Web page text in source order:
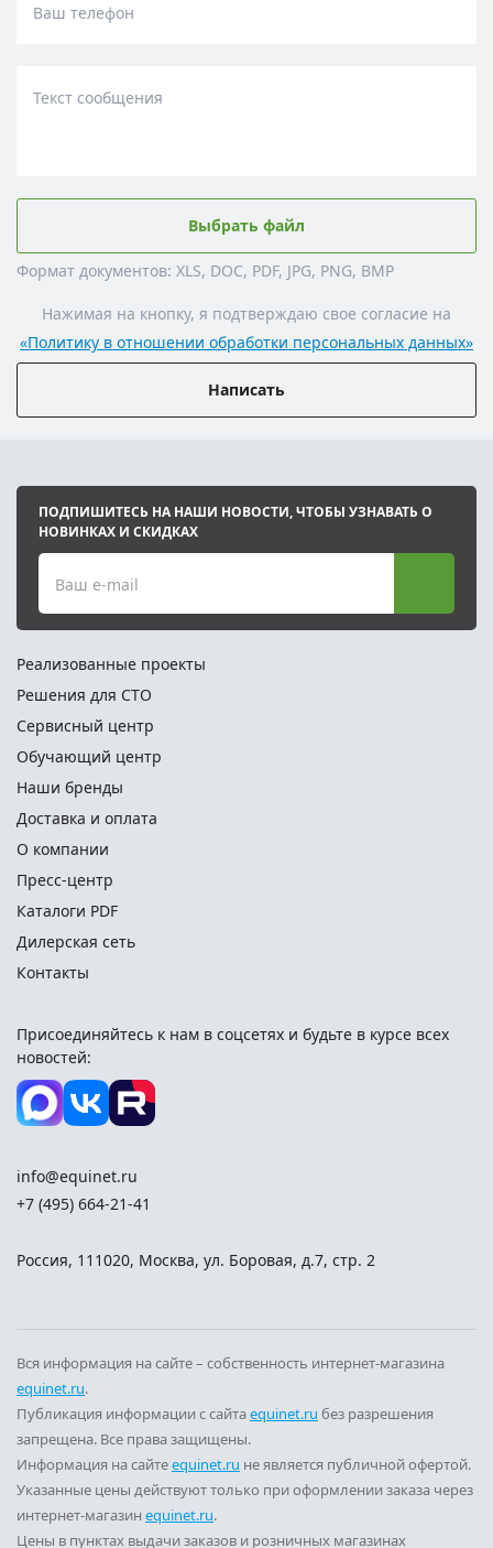
Ваш телефон
Текст сообщения
Выбрать файл
Формат документов: XLS, DOC, PDF, JPG, PNG, BMP
Нажимая на кнопку, я подтверждаю свое согласие на
«Политику в отношении обработки персональных данных»
Написать
ПОДПИШИТЕСЬ НА НАШИ НОВОСТИ, ЧТОБЫ УЗНАВАТЬ О
НОВИНКАХ И СКИДКАХ
Ваш e-mail
Реализованные проекты
Решения для СТО
Сервисный центр
Обучающий центр
Наши бренды
Доставка и оплата
О компании
Пресс-центр
Каталоги PDF
Дилерская сеть
Контакты
Присоединяйтесь к нам в соцсетях и будьте в курсе всех
новостей:
info@equinet.ru
+7 (495) 664-21-41
Россия, 111020, Москва, ул. Боровая, д.7, стр. 2
Вся информация на сайте – собственность интернет-магазина
equinet.ru.
Публикация информации с сайтаequinet.ru без разрешения
запрещена. Все права защищены.
Информация на сайтеequinet.ru не является публичной офертой.
Указанные цены действуют только при оформлении заказа через
интернет-магазин equinet.ru.
Цены в пунктах выдачи заказов и розничных магазинах